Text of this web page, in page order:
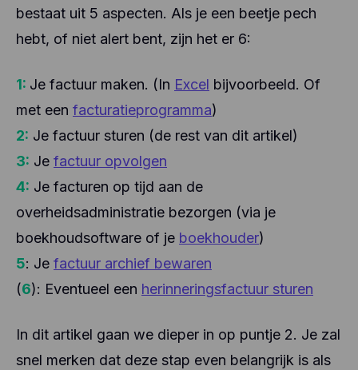
bestaat uit 5 aspecten. Als je een beetje pech
hebt, of niet alert bent, zijn het er 6:
1: Je factuur maken. (In Excel bijvoorbeeld. Of
met een facturatieprogramma)
2: Je factuur sturen (de rest van dit artikel)
3: Je factuur opvolgen
4: Je facturen op tijd aan de
overheidsadministratie bezorgen (via je
boekhoudsoftware of je boekhouder)
5: Je factuur archief bewaren
(6): Eventueel een herinneringsfactuur sturen
In dit artikel gaan we dieper in op puntje 2. Je zal
snel merken dat deze stap even belangrijk is als